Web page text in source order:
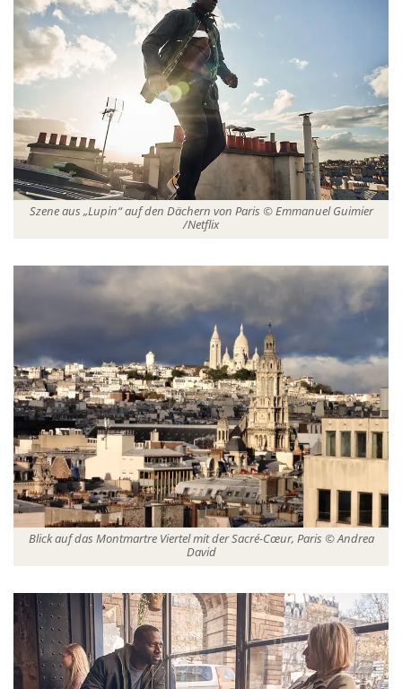
Szene aus „Lupin“ auf den Dächern von Paris © Emmanuel Guimier
/Netflix
Blick auf das Montmartre Viertel mit der Sacré-Cœur, Paris © Andrea
David